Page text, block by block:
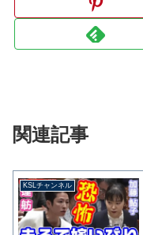
関連記事
KSLチャンネル